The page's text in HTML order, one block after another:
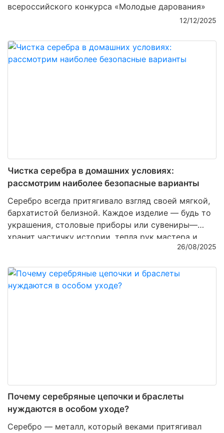
всероссийского конкурса «Молодые дарования»
12/12/2025
Чистка серебра в домашних условиях:
рассмотрим наиболее безопасные варианты
Серебро всегда притягивало взгляд своей мягкой,
бархатистой белизной. Каждое изделие — будь то
украшения, столовые приборы или сувениры—
хранит частичку истории, тепла рук мастера и
неповторимого блеска. Но со временем даже
покрывается налетом и теряет былую роскошь. И
здесь на помощь приходит заботливая чистка,
26/08/2025
Почему серебряные цепочки и браслеты
нуждаются в особом уходе?
Серебро — металл, который веками притягивал